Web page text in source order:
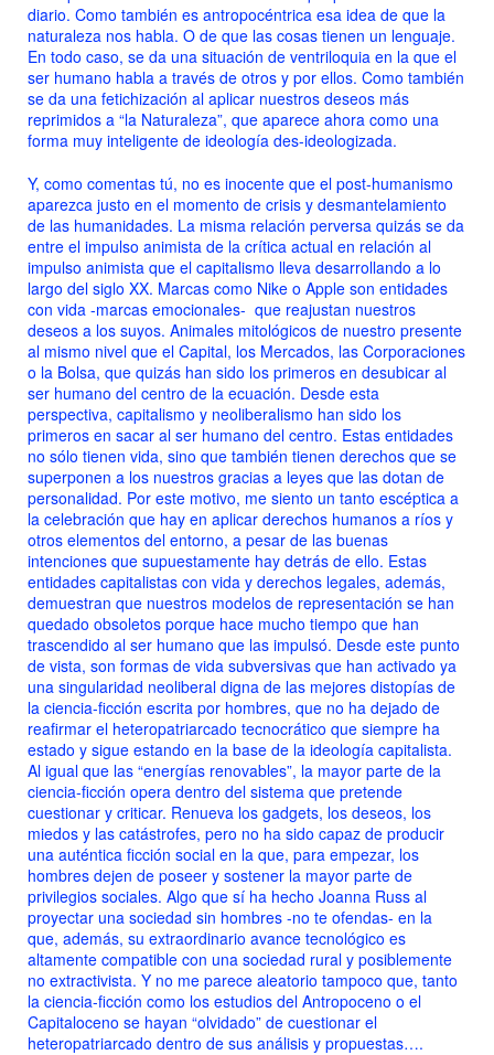
diario. Como también es antropocéntrica esa idea de que la
naturaleza nos habla. O de que las cosas tienen un lenguaje.
En todo caso, se da una situación de ventriloquia en la que el
ser humano habla a través de otros y por ellos. Como también
se da una fetichización al aplicar nuestros deseos más
reprimidos a “la Naturaleza”, que aparece ahora como una
forma muy inteligente de ideología des-ideologizada.
Y, como comentas tú, no es inocente que el post-humanismo
aparezca justo en el momento de crisis y desmantelamiento
de las humanidades. La misma relación perversa quizás se da
entre el impulso animista de la crítica actual en relación al
impulso animista que el capitalismo lleva desarrollando a lo
largo del siglo XX. Marcas como Nike o Apple son entidades
con vida -marcas emocionales- que reajustan nuestros
deseos a los suyos. Animales mitológicos de nuestro presente
al mismo nivel que el Capital, los Mercados, las Corporaciones
o la Bolsa, que quizás han sido los primeros en desubicar al
ser humano del centro de la ecuación. Desde esta
perspectiva, capitalismo y neoliberalismo han sido los
primeros en sacar al ser humano del centro. Estas entidades
no sólo tienen vida, sino que también tienen derechos que se
superponen a los nuestros gracias a leyes que las dotan de
personalidad. Por este motivo, me siento un tanto escéptica a
la celebración que hay en aplicar derechos humanos a ríos y
otros elementos del entorno, a pesar de las buenas
intenciones que supuestamente hay detrás de ello. Estas
entidades capitalistas con vida y derechos legales, además,
demuestran que nuestros modelos de representación se han
quedado obsoletos porque hace mucho tiempo que han
trascendido al ser humano que las impulsó. Desde este punto
de vista, son formas de vida subversivas que han activado ya
una singularidad neoliberal digna de las mejores distopías de
la ciencia-ficción escrita por hombres, que no ha dejado de
reafirmar el heteropatriarcado tecnocrático que siempre ha
estado y sigue estando en la base de la ideología capitalista.
Al igual que las “energías renovables”, la mayor parte de la
ciencia-ficción opera dentro del sistema que pretende
cuestionar y criticar. Renueva los gadgets, los deseos, los
miedos y las catástrofes, pero no ha sido capaz de producir
una auténtica ficción social en la que, para empezar, los
hombres dejen de poseer y sostener la mayor parte de
privilegios sociales. Algo que sí ha hecho Joanna Russ al
proyectar una sociedad sin hombres -no te ofendas- en la
que, además, su extraordinario avance tecnológico es
altamente compatible con una sociedad rural y posiblemente
no extractivista. Y no me parece aleatorio tampoco que, tanto
la ciencia-ficción como los estudios del Antropoceno o el
Capitaloceno se hayan “olvidado” de cuestionar el
heteropatriarcado dentro de sus análisis y propuestas….